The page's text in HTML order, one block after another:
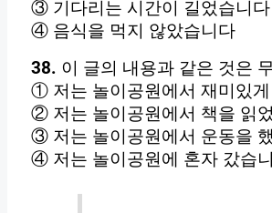
③ 기다리는 시간이 길었습니다
④ 음식을 먹지 않았습니다
38. 이 글의 내용과 같은 것은
① 저는 놀이공원에서 재미있
② 저는 놀이공원에서 책을 읽
③ 저는 놀이공원에서 운동을
④ 저는 놀이공원에 혼자 갔습